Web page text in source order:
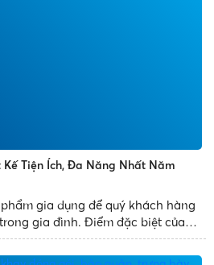
Kế Tiện Ích, Đa Năng Nhất Năm
gia dụng để quý khách hàng
gia đình. Điểm đặc biệt của
kế 3 ngăn, có nhiều diện tích
tiện ích cho quý khách...